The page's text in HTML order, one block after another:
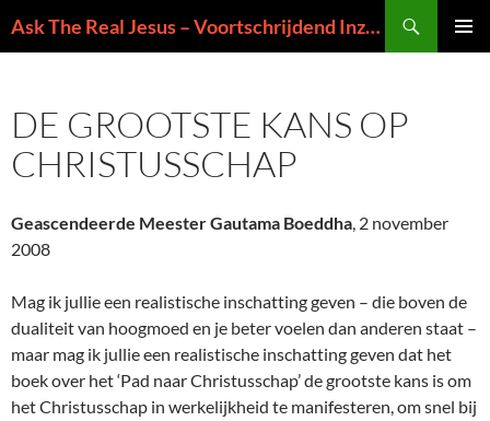
naar
Ask The Real Jesus – Voortschrijdend Inzicht in de Zin van het Leven
DE GROOTSTE KANS OP
CHRISTUSSCHAP
Geascendeerde Meester Gautama Boeddha, 2 november
2008
Mag ik jullie een realistische inschatting geven – die boven de
dualiteit van hoogmoed en je beter voelen dan anderen staat –
maar mag ik jullie een realistische inschatting geven dat het
boek over het ‘Pad naar Christusschap’ de grootste kans is om
het Christusschap in werkelijkheid te manifesteren, om snel bij